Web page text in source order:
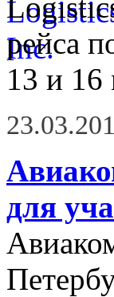
рейса
13 и 16
для